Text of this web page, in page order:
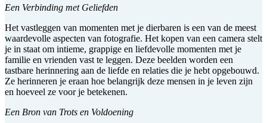
Een Verbinding met Geliefden
Het vastleggen van momenten met je dierbaren is een van de meest
waardevolle aspecten van fotografie. Het kopen van een camera stelt
je in staat om intieme, grappige en liefdevolle momenten met je
familie en vrienden vast te leggen. Deze beelden worden een
tastbare herinnering aan de liefde en relaties die je hebt opgebouwd.
Ze herinneren je eraan hoe belangrijk deze mensen in je leven zijn
en hoeveel ze voor je betekenen.
Een Bron van Trots en Voldoening